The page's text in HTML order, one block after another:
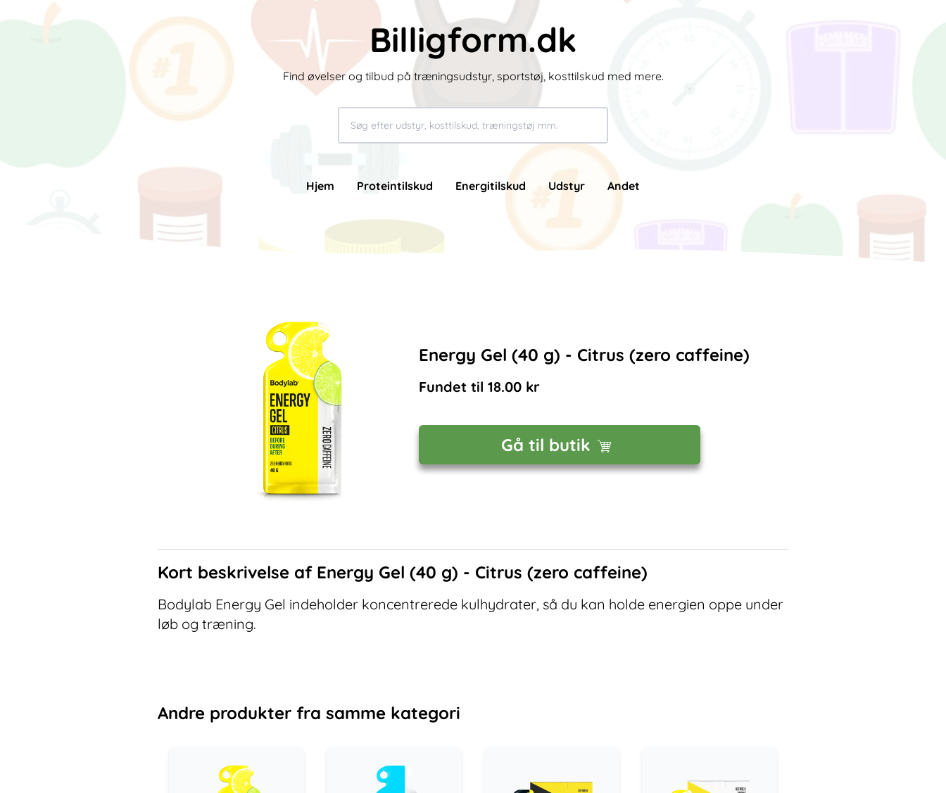
Billigform.dk
Find øvelser og tilbud på træningsudstyr, sportstøj, kosttilskud med mere.
Hjem Proteintilskud Energitilskud Udstyr Andet
Energy Gel (40 g) - Citrus (zero caffeine)
Fundet til 18.00 kr
Gå til butik
Kort beskrivelse af Energy Gel (40 g) - Citrus (zero caffeine)
Bodylab Energy Gel indeholder koncentrerede kulhydrater, så du kan holde energien oppe under
løb og træning.
Andre produkter fra samme kategori